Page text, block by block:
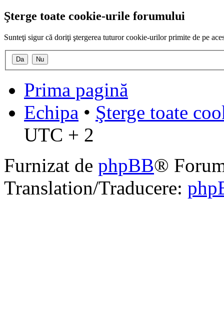
Şterge toate cookie-urile forumului
Sunteţi sigur că doriţi ştergerea tuturor cookie-urilor primite de pe
Prima pagină
Echipa • Şterge toate
UTC + 2
Furnizat de phpBB®
Translation/Traducere: